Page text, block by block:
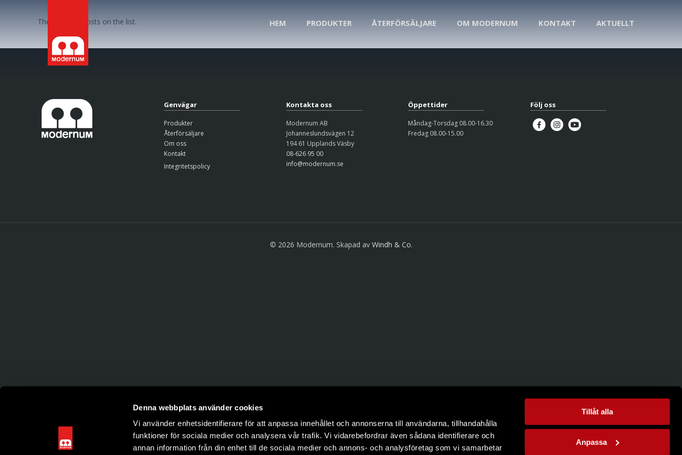
Denna webbplats använder cookies
Vi använder enhetsidentifierare för att anpassa innehållet och annonserna till användarna, tillhandahålla
funktioner för sociala medier och analysera vår trafik. Vi vidarebefordrar även sådana identifierare och
annan information från din enhet till de sociala medier och annons- och analysföretag som vi samarbetar
Tillåt alla
Anpassa
HEM PRODUKTER ÅTERFÖRSÄLJARE OM MODERNUM KONTAKT AKTUELLT
There are no posts on the list.
Genvägar
Produkter
Återförsäljare
Om oss
Kontakt
Integritetspolicy
Kontakta oss
Modernum AB
Johanneslundsvägen 12
194 61 Upplands Väsby
08-626 95 00
info@modernum.se
Öppettider
Måndag-Torsdag 08.00-16.30
Fredag 08.00-15.00
Följ oss
© 2026 Modernum. Skapad av Windh & Co.